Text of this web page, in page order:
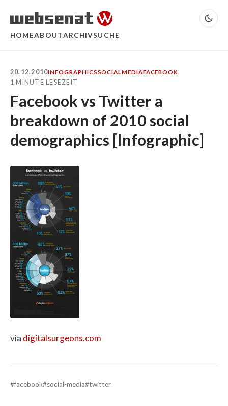
HOMEABOUTARCHIVSUCHE
20.12.2010INFOGRAPHICSSOCIALMEDIAFACEBOOK
1 MINUTE LESEZEIT
Facebook vs Twitter a
breakdown of 2010 social
demographics [Infographic]
via digitalsurgeons.com
#facebook#social-media#twitter